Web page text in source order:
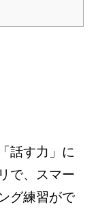
話す力」に
で、スマー
グ練習がで